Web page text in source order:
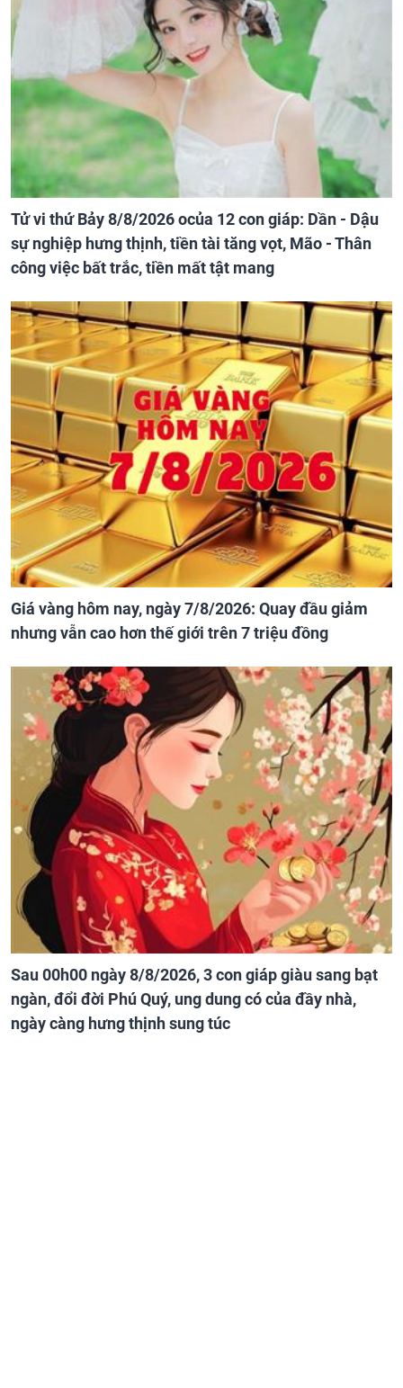
Tử vi thứ Bảy 8/8/2026 ocủa 12 con giáp: Dần - Dậu
sự nghiệp hưng thịnh, tiền tài tăng vọt, Mão - Thân
công việc bất trắc, tiền mất tật mang
Giá vàng hôm nay, ngày 7/8/2026: Quay đầu giảm
nhưng vẫn cao hơn thế giới trên 7 triệu đồng
Sau 00h00 ngày 8/8/2026, 3 con giáp giàu sang bạt
ngàn, đổi đời Phú Quý, ung dung có của đầy nhà,
ngày càng hưng thịnh sung túc